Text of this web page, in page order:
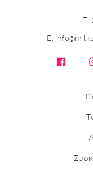
Τ:
E:
Facebook